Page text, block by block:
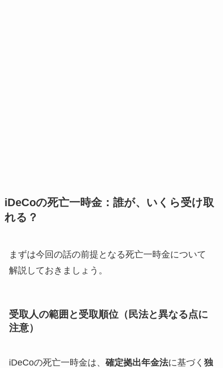
iDeCoの死亡一時金：誰が、いくら受け取
れる？
まずは今回の話の前提となる死亡一時金について
解説しておきましょう。
受取人の範囲と受取順位 （民法と異なる点に
注意）
iDeCoの死亡一時金は、 確定拠出年金法に基づく 独